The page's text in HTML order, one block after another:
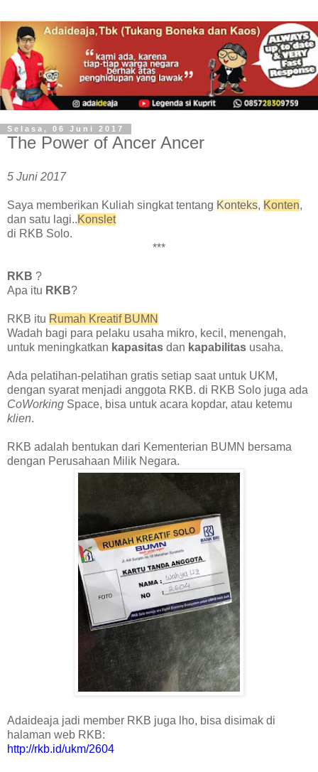
Selasa, 06 Juni 2017
The Power of Ancer Ancer
5 Juni 2017
Saya memberikan Kuliah singkat tentang Konteks, Konten,
dan satu lagi..Konslet
di RKB Solo.
***
RKB ?
Apa itu RKB?
RKB itu Rumah Kreatif BUMN
Wadah bagi para pelaku usaha mikro, kecil, menengah,
untuk meningkatkan kapasitas dan kapabilitas usaha.
Ada pelatihan-pelatihan gratis setiap saat untuk UKM,
dengan syarat menjadi anggota RKB. di RKB Solo juga ada
CoWorking Space, bisa untuk acara kopdar, atau ketemu
klien.
RKB adalah bentukan dari Kementerian BUMN bersama
dengan Perusahaan Milik Negara.
Adaideaja jadi member RKB juga lho, bisa disimak di
halaman web RKB:
http://rkb.id/ukm/2604